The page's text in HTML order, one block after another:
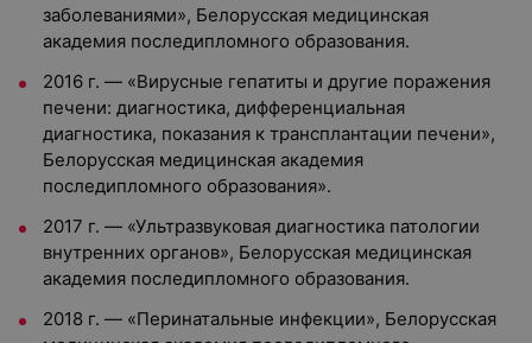
заболеваниями», Белорусская медицинская
академия последипломного образования.
2016 г. — «Вирусные гепатиты и другие поражения
печени: диагностика, дифференциальная
диагностика, показания к трансплантации печени»,
Белорусская медицинская академия
последипломного образования».
2017 г. — «Ультразвуковая диагностика патологии
внутренних органов», Белорусская медицинская
академия последипломного образования.
2018 г. — «Перинатальные инфекции», Белорусская